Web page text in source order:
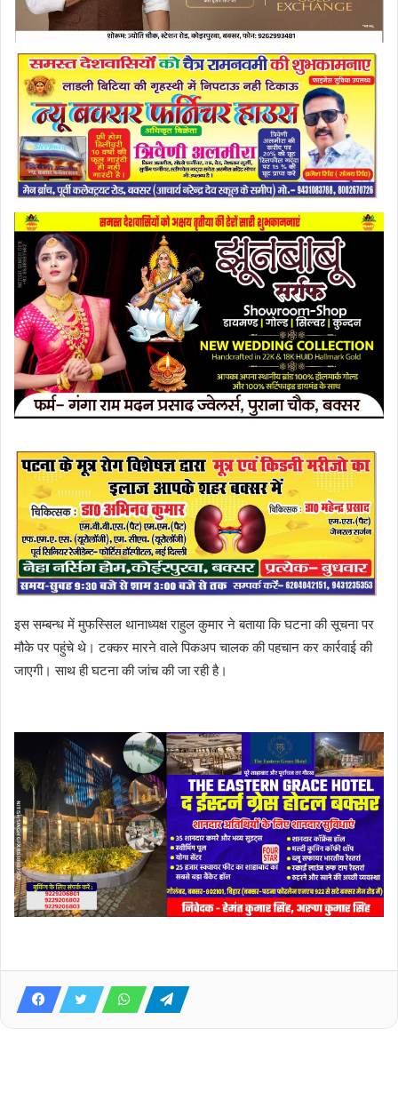
इस सम्बन्ध में मुफस्सिल थानाध्यक्ष राहुल कुमार ने बताया कि घटना की सूचना पर
मौके पर पहुंचे थे। टक्कर मारने वाले पिकअप चालक की पहचान कर कार्रवाई की
जाएगी। साथ ही घटना की जांच की जा रही है।